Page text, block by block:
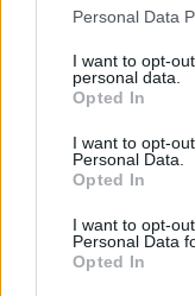
Please note that
not limited to your
grant or deny
use your data for
consent section.
Personal Data
I want to opt-
personal data.
Opted In
I want to opt-
Personal Data.
Opted In
I want to opt-
Personal Data
Opted In
Αν τα χάσατε